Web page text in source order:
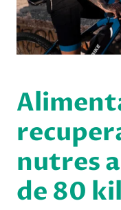
nutres
de 80